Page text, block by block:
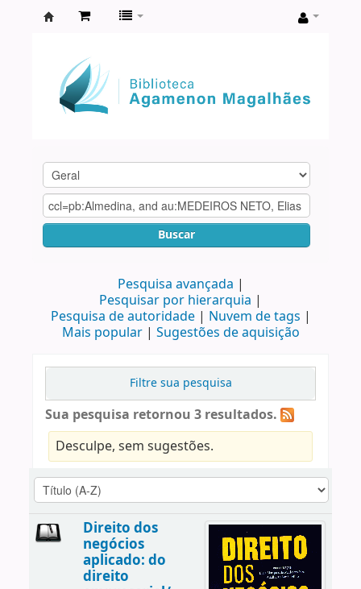
Agamenon
Magalhães
Buscar
Pesquisa avançada
Pesquisar por hierarquia
Pesquisa de autoridade
Nuvem de tags
Mais popular
Sugestões de aquisição
Filtre sua pesquisa
Sua pesquisa retornou 3 resultados.
Desculpe, sem sugestões.
Direito dos
negócios
aplicado: do
direito